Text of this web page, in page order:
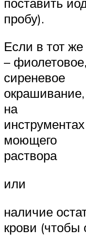
пробу).
Если в тот же
–
сиреневое
на
моющего
раствора
или
наличие
крови (чтобы